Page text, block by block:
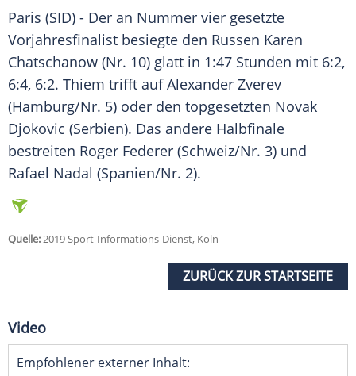
Paris (SID) - Der an Nummer vier gesetzte
Vorjahresfinalist besiegte den Russen Karen
Chatschanow (Nr. 10) glatt in 1:47 Stunden mit 6:2,
6:4, 6:2. Thiem trifft aufAlexander Zverev
(Hamburg/Nr. 5) oder den topgesetzten Novak
Djokovic (Serbien). Das andere Halbfinale
bestreiten Roger Federer (Schweiz/Nr. 3) und
Rafael Nadal (Spanien/Nr. 2).
Quelle:2019 Sport-Informations-Dienst, Köln
ZURÜCK ZUR STARTSEITE
Video
Empfohlener externer Inhalt: